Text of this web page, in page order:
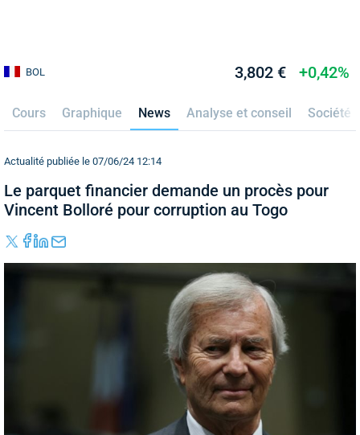
BOL 3,802 € +0,42%
Cours Graphique News Analyse et conseil Société
Actualité publiée le 07/06/24 12:14
Le parquet financier demande un procès pour
Vincent Bolloré pour corruption au Togo